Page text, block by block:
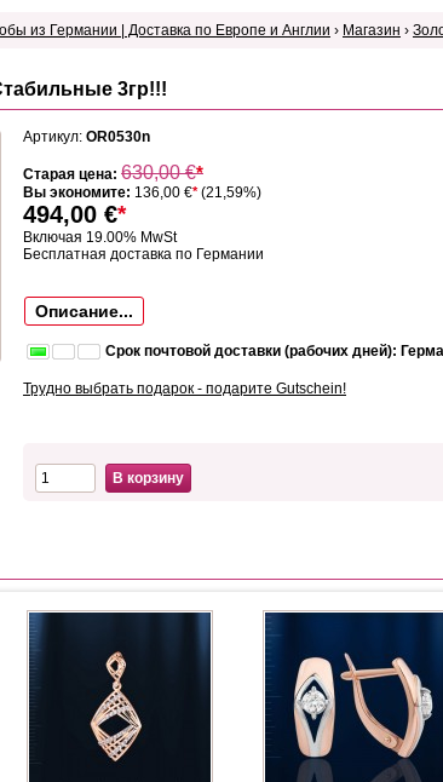
из Германии | Доставка по Европе и Англии › Магазин ›
3гр!!!
Артикул: OR0530n
Старая цена: 630,00€*
Вы экономите: 136,00 €*(21,59%)
494,00 €*
Включая 19.00% MwSt
Бесплатная доставка по Германии
Описание...
Срок почтовой доставки (рабочих дней):
Трудно выбрать подарок - подарите Gutschein!
В корзину